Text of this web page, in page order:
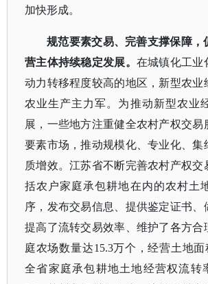
加快形成。
规范要素交易、完善支撑保障，
营主体持续稳定发展。 在城镇化工业
动力转移程度较高的地区，新型农业
农业生产主力军。为推动新型农业
展，一些地方注重健全农村产权交易
要素市场，推动规模化、专业化、集
质增效。江苏省不断完善农村产权交
括农户家庭承包耕地在内的农村土
序，发布交易信息、提供鉴定证书、
提高了流转交易效率、维护了各方合
庭农场数量达15.3万个，经营土地面
全省家庭承包耕地土地经营权流转